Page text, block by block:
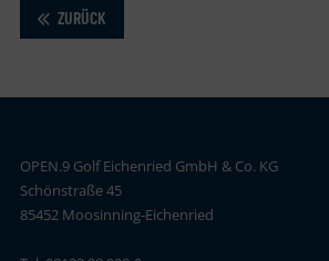
ZURÜCK
OPEN.9 Golf Eichenried GmbH & Co. KG
Schönstraße 45
85452 Moosinning-Eichenried